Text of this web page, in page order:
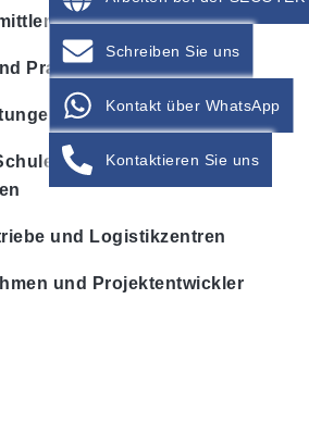
Unternehmen
Praxen
und Wohnanlagen
und soziale
und Logistikzentren
und Projektentwickler
Schreiben Sie uns
Kontakt über WhatsApp
Kontaktieren Sie uns